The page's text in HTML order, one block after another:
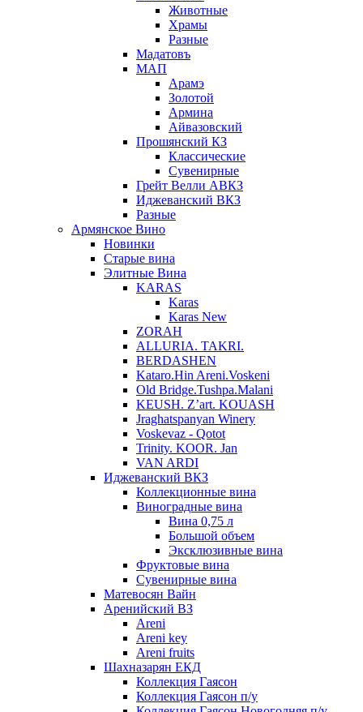
Животные
Храмы
Разные
Мадатовъ
МАП
Арамэ
Золотой
Армина
Айвазовский
Прошянский КЗ
Классические
Сувенирные
Грейт Велли АВКЗ
Иджеванский ВКЗ
Разные
Армянское Вино
Новинки
Старые вина
Элитные Вина
KARAS
Karas
Karas New
ZORAH
ALLURIA. TAKRI.
BERDASHEN
Kataro.Hin Areni.Voskeni
Old Bridge.Tushpa.Malani
KEUSH. Z’art. KOUASH
Jraghatspanyan Winery
Voskevaz - Qotot
Trinity. KOOR. Jan
VAN ARDI
Иджеванский ВКЗ
Коллекционные вина
Виноградные вина
Вина 0,75 л
Большой объем
Эксклюзивные вина
Фруктовые вина
Cувенирные вина
Матевосян Вайн
Аренийский ВЗ
Areni
Areni key
Areni fruits
Шахназарян ЕКД
Коллекция Гаясон
Коллекция Гаясон п/у